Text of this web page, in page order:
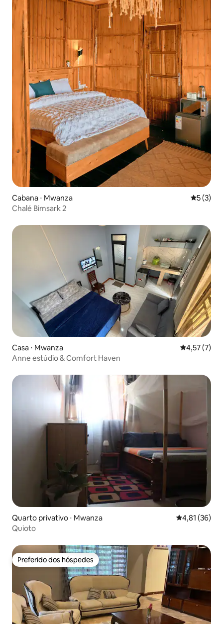
Cabana ⋅ Mwanza 5 de
5 (3)
Chalé Bimsark 2
Casa ⋅ Mwanza 4,57 de
4,57 (7)
Anne estúdio & Comfort Haven
Quarto privativo ⋅ Mwanza 4,81 de uma
4,81 (36)
Quioto
Preferido dos hóspedes
Preferido dos hóspedes